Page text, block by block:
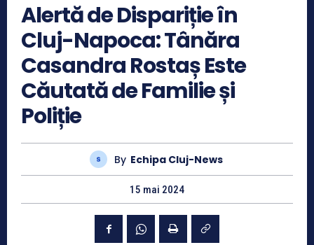
Alertă de Dispariție în
Cluj-Napoca: Tânăra
Casandra Rostaș Este
Căutată de Familie și
Poliție
By Echipa Cluj-News
15 mai 2024